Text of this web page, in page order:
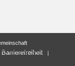
11.11.2019
Barrierefreiheit